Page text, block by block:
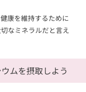
康を維持するために
なミネラルだと言え
ムを摂取しよう